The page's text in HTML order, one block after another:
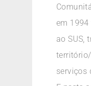
em 1994
ao SUS,
serviços